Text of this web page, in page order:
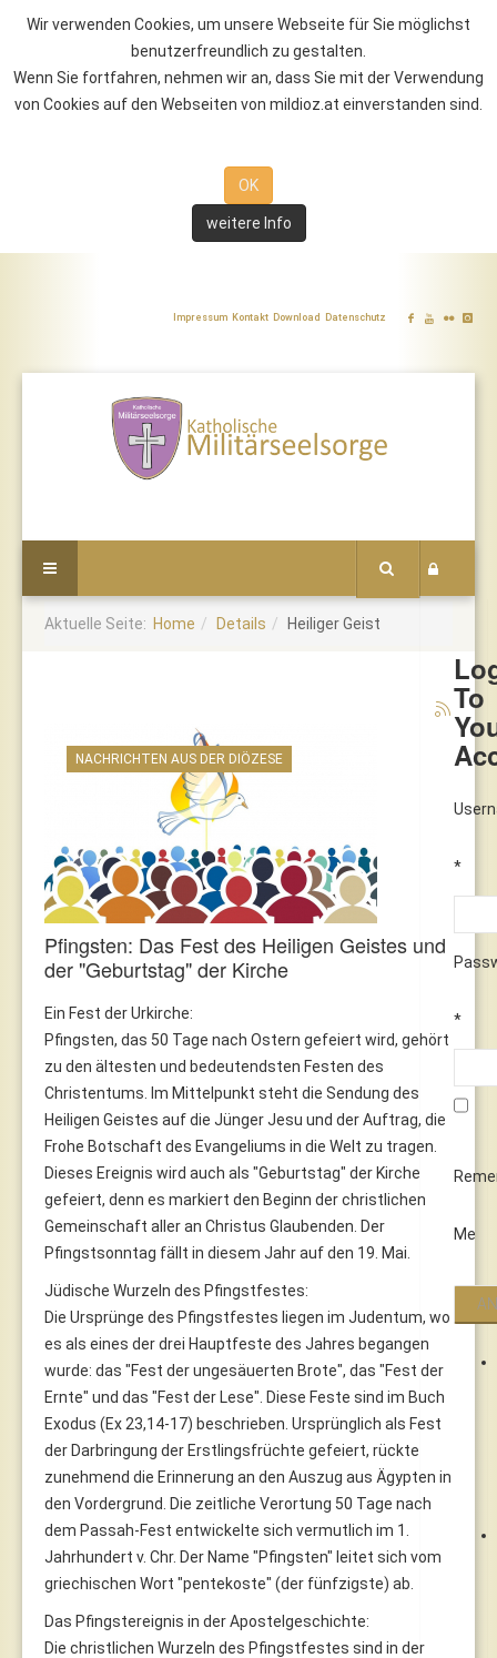
Wir verwenden Cookies, um unsere Webseite für Sie möglichst
benutzerfreundlich zu gestalten.
Wenn Sie fortfahren, nehmen wir an, dass Sie mit der Verwendung
von Cookies auf den Webseiten von mildioz.at einverstanden sind.
OK
weitere Info
Impressum Kontakt Download Datenschutz
To
*
*
Me
Aktuelle Seite: Home Details Heiliger Geist
NACHRICHTEN AUS DER DIÖZESE
Pfingsten: Das Fest des Heiligen Geistes und
der "Geburtstag" der Kirche
Ein Fest der Urkirche:
Pfingsten, das 50 Tage nach Ostern gefeiert wird, gehört
zu den ältesten und bedeutendsten Festen des
Christentums. Im Mittelpunkt steht die Sendung des
Heiligen Geistes auf die Jünger Jesu und der Auftrag, die
Frohe Botschaft des Evangeliums in die Welt zu tragen.
Dieses Ereignis wird auch als "Geburtstag" der Kirche
gefeiert, denn es markiert den Beginn der christlichen
Gemeinschaft aller an Christus Glaubenden. Der
Pfingstsonntag fällt in diesem Jahr auf den 19. Mai.
Jüdische Wurzeln des Pfingstfestes:
Die Ursprünge des Pfingstfestes liegen im Judentum, wo
es als eines der drei Hauptfeste des Jahres begangen
wurde: das "Fest der ungesäuerten Brote", das "Fest der
Ernte" und das "Fest der Lese". Diese Feste sind im Buch
Exodus (Ex 23,14-17) beschrieben. Ursprünglich als Fest
der Darbringung der Erstlingsfrüchte gefeiert, rückte
zunehmend die Erinnerung an den Auszug aus Ägypten in
den Vordergrund. Die zeitliche Verortung 50 Tage nach
dem Passah-Fest entwickelte sich vermutlich im 1.
Jahrhundert v. Chr. Der Name "Pfingsten" leitet sich vom
griechischen Wort "pentekoste" (der fünfzigste) ab.
Das Pfingstereignis in der Apostelgeschichte:
Die christlichen Wurzeln des Pfingstfestes sind in der